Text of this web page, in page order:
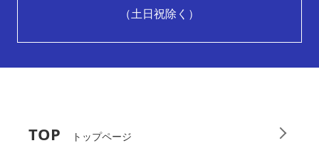
（土日祝除く）
TOP トップページ